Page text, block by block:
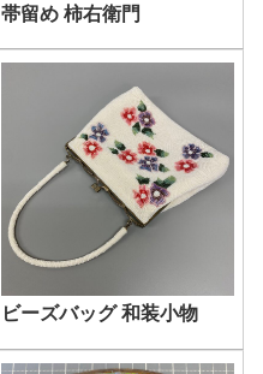
帯留め 柿右衛門
ビーズバッグ 和装小物